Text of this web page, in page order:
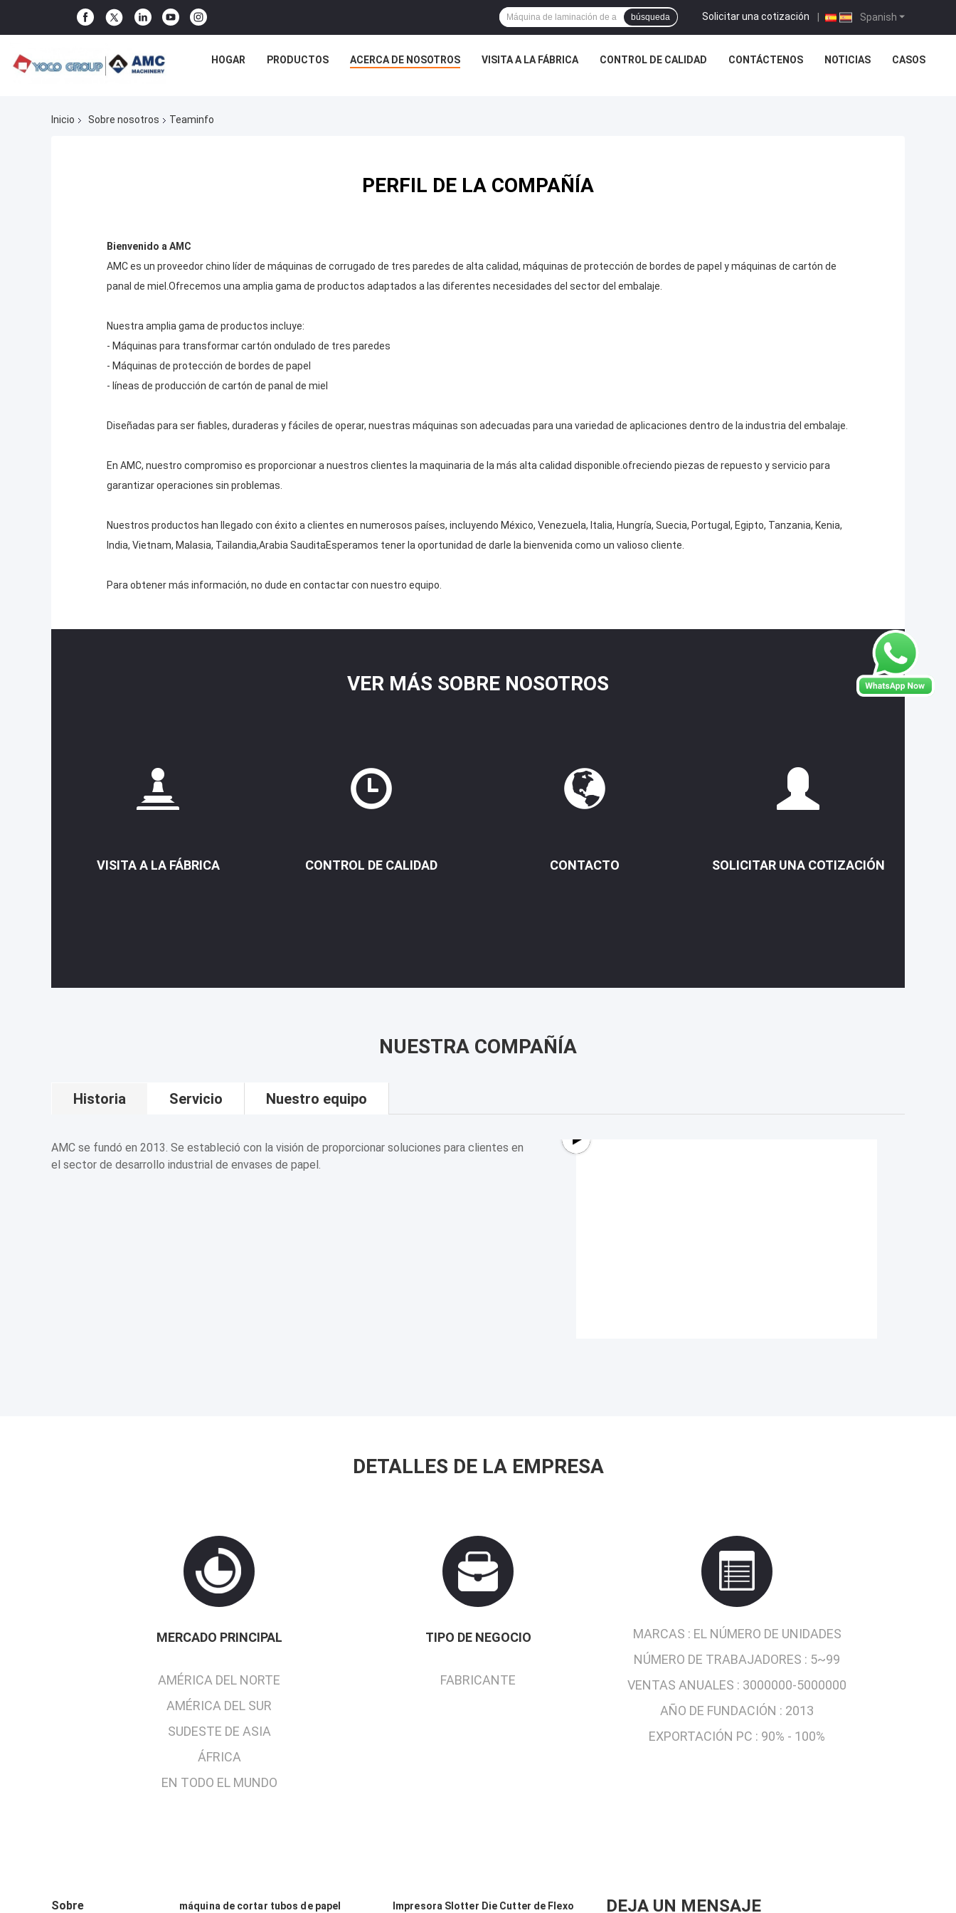
Spanish
Solicitar una cotización |
búsqueda
HOGAR PRODUCTOS ACERCA DE NOSOTROS VISITA A LA FÁBRICA CONTROL DE CALIDAD CONTÁCTENOS NOTICIAS CASOS
Inicio Sobre nosotros Teaminfo
PERFIL DE LA COMPAÑÍA
Bienvenido a AMC
AMC es un proveedor chino líder de máquinas de corrugado de tres paredes de alta calidad, máquinas de protección de bordes de papel y máquinas de cartón de
panal de miel.Ofrecemos una amplia gama de productos adaptados a las diferentes necesidades del sector del embalaje.
Nuestra amplia gama de productos incluye:
- Máquinas para transformar cartón ondulado de tres paredes
- Máquinas de protección de bordes de papel
- líneas de producción de cartón de panal de miel
Diseñadas para ser fiables, duraderas y fáciles de operar, nuestras máquinas son adecuadas para una variedad de aplicaciones dentro de la industria del embalaje.
En AMC, nuestro compromiso es proporcionar a nuestros clientes la maquinaria de la más alta calidad disponible.ofreciendo piezas de repuesto y servicio para
garantizar operaciones sin problemas.
Nuestros productos han llegado con éxito a clientes en numerosos países, incluyendo México, Venezuela, Italia, Hungría, Suecia, Portugal, Egipto, Tanzania, Kenia,
India, Vietnam, Malasia, Tailandia,Arabia SauditaEsperamos tener la oportunidad de darle la bienvenida como un valioso cliente.
Para obtener más información, no dude en contactar con nuestro equipo.
VER MÁS SOBRE NOSOTROS
VISITA A LA FÁBRICA CONTROL DE CALIDAD CONTACTO SOLICITAR UNA COTIZACIÓN
NUESTRA COMPAÑÍA
Historia Servicio Nuestro equipo
AMC se fundó en 2013. Se estableció con la visión de proporcionar soluciones para clientes en
el sector de desarrollo industrial de envases de papel.
DETALLES DE LA EMPRESA
MERCADO PRINCIPAL
AMÉRICA DEL NORTE
AMÉRICA DEL SUR
SUDESTE DE ASIA
ÁFRICA
EN TODO EL MUNDO
TIPO DE NEGOCIO
FABRICANTE
MARCAS : EL NÚMERO DE UNIDADES
NÚMERO DE TRABAJADORES : 5~99
VENTAS ANUALES : 3000000-5000000
AÑO DE FUNDACIÓN : 2013
EXPORTACIÓN PC : 90% - 100%
Sobre máquina de cortar tubos de papel Impresora Slotter Die Cutter de Flexo DEJA UN MENSAJE